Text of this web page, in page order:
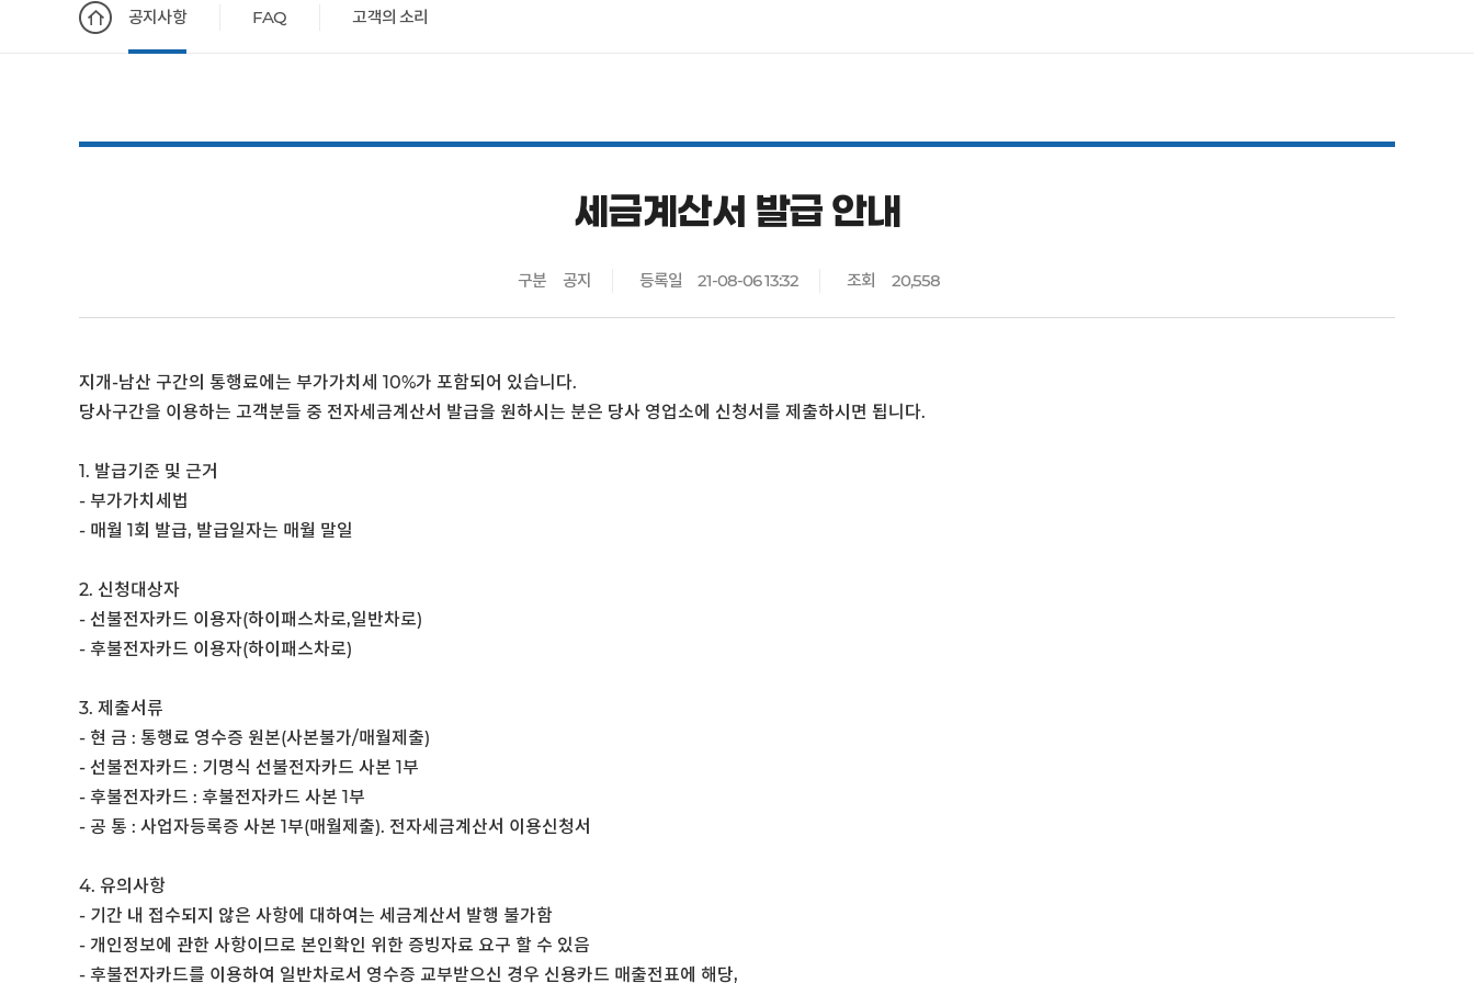
공지사항 FAQ 고객의 소리
세금계산서 발급 안내
구분 공지 등록일 21-08-06 13:32 조회 20,558
지개-남산 구간의 통행료에는 부가가치세 10%가 포함되어 있습니다.
당사구간을 이용하는 고객분들 중 전자세금계산서 발급을 원하시는 분은 당사 영업소에 신청서를 제출하시면 됩니다.
1. 발급기준 및 근거
- 부가가치세법
- 매월 1회 발급, 발급일자는 매월 말일
2. 신청대상자
- 선불전자카드 이용자(하이패스차로,일반차로)
- 후불전자카드 이용자(하이패스차로)
3. 제출서류
- 현 금 : 통행료 영수증 원본(사본불가/매월제출)
- 선불전자카드 : 기명식 선불전자카드 사본 1부
- 후불전자카드 : 후불전자카드 사본 1부
- 공 통 : 사업자등록증 사본 1부(매월제출). 전자세금계산서 이용신청서
4. 유의사항
- 기간 내 접수되지 않은 사항에 대하여는 세금계산서 발행 불가함
- 개인정보에 관한 사항이므로 본인확인 위한 증빙자료 요구 할 수 있음
- 후불전자카드를 이용하여 일반차로서 영수증 교부받으신 경우 신용카드 매출전표에 해당,